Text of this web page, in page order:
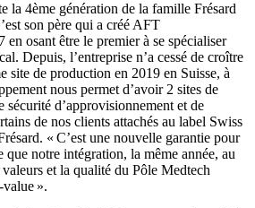
la 4ème génération de la famille Frésard
son père qui a créé AFT
osant être le premier à se spécialiser
Depuis, l’entreprise n’a cessé de croître
site de production en 2019 en Suisse, à
nous permet d’avoir 2 sites de
d’approvisionnement et de
de nos clients attachés au label Swiss
« C’est une nouvelle garantie pour
que notre intégration, la même année, au
et la qualité du Pôle Medtech
».